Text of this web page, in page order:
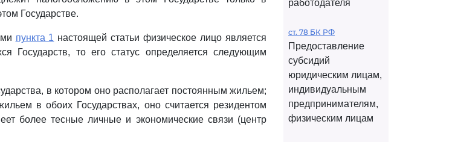
Государстве.
пункта 1 настоящей статьи физическое лицо является
Государств, то его статус определяется следующим
в котором оно располагает постоянным жильем;
в обоих Государствах, оно считается резидентом
более тесные личные и экономические связи (центр
работодателя
ст. 78 БК РФ
Предоставление
субсидий
юридическим лицам,
индивидуальным
предпринимателям,
физическим лицам